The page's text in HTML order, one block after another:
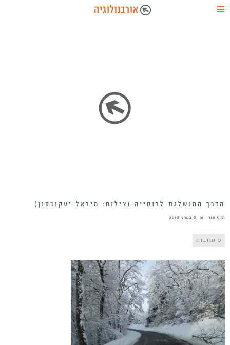
הדרך המושלגת לכנסייה (צילום: מיכאל יעקובסון)
הדס צור 6 במרץ 2018
0 תגובות